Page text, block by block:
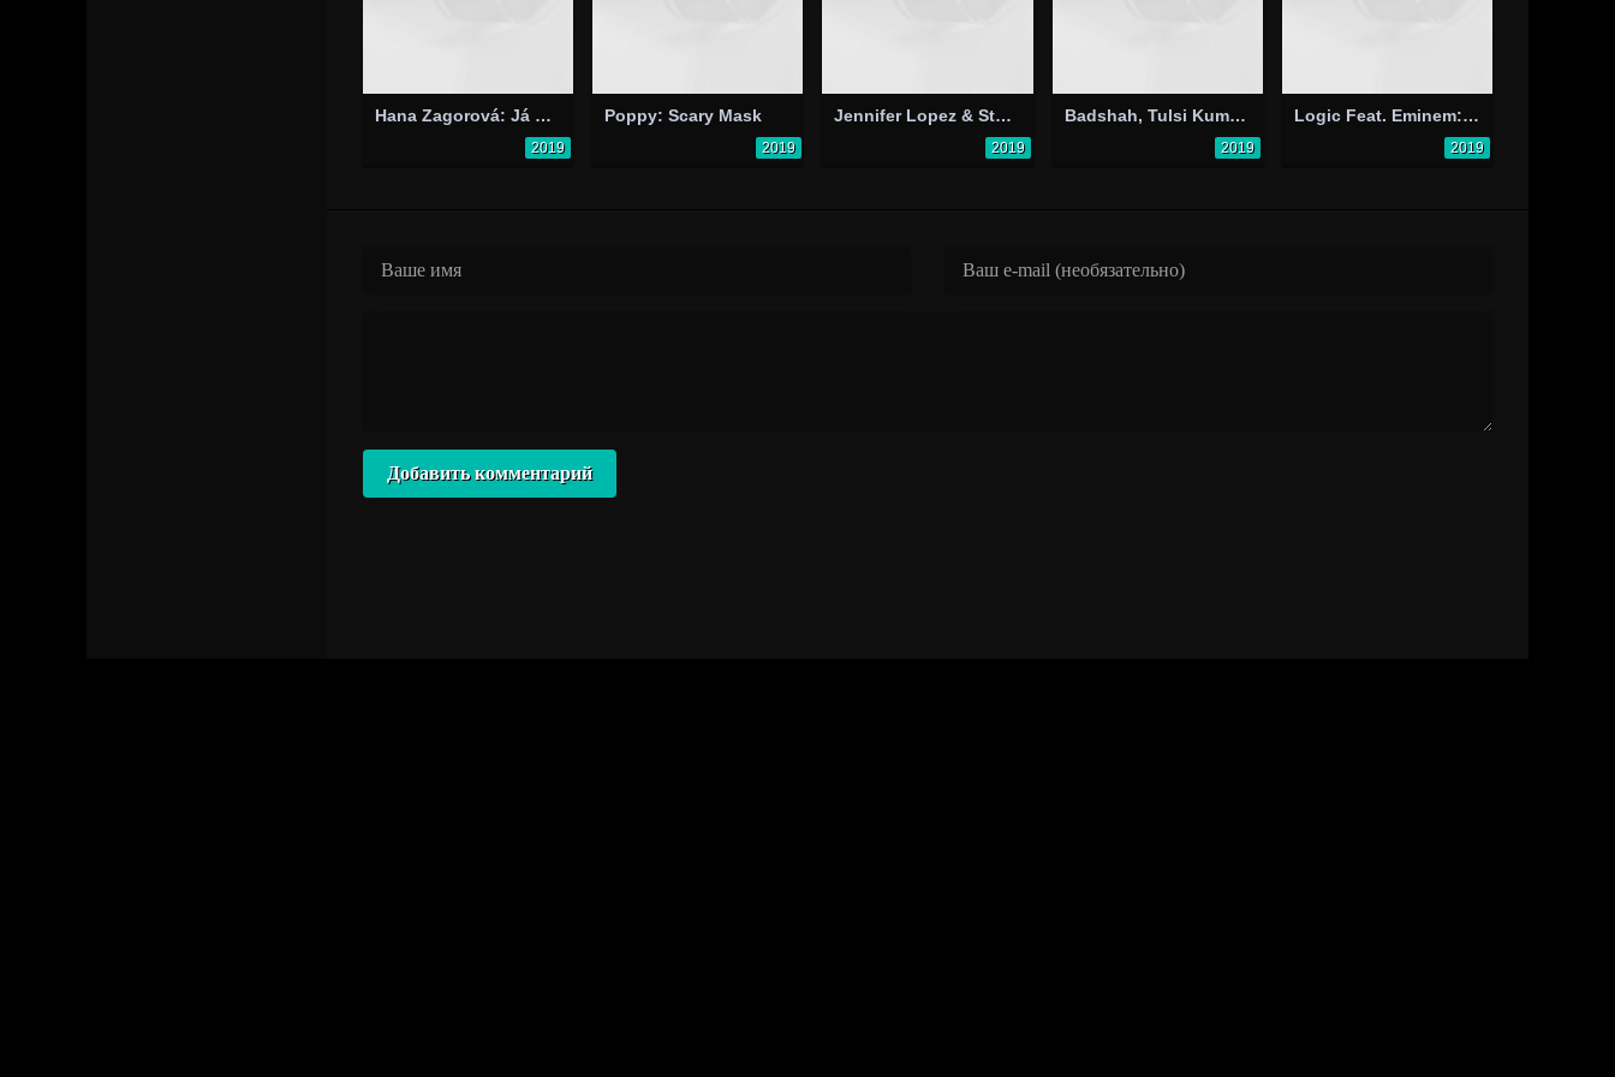
Hana Zagorová: Já nemám strach
2019
Poppy: Scary Mask
2019
Jennifer Lopez & Steve Aoki: Medicine (Steve Aoki from the Block Remix)
2019
Badshah, Tulsi Kumar, Abhijeet: Sheher Ki Ladki
2019
Logic Feat. Eminem: Homicide
2019
Добавить комментарий